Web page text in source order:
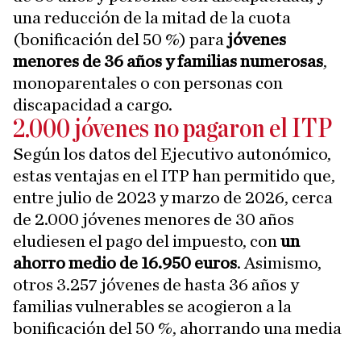
una reducción de la mitad de la cuota
(bonificación del 50 %) para jóvenes
menores de 36 años y familias numerosas,
monoparentales o con personas con
discapacidad a cargo.
2.000 jóvenes no pagaron el ITP
Según los datos del Ejecutivo autonómico,
estas ventajas en el ITP han permitido que,
entre julio de 2023 y marzo de 2026, cerca
de 2.000 jóvenes menores de 30 años
eludiesen el pago del impuesto, con un
ahorro medio de 16.950 euros. Asimismo,
otros 3.257 jóvenes de hasta 36 años y
familias vulnerables se acogieron a la
bonificación del 50 %, ahorrando una media